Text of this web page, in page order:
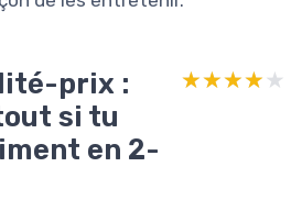
prix :
si tu
en 2-
★★★★★
★★★★★